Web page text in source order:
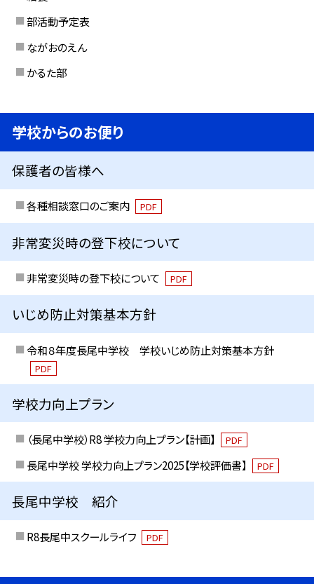
部活動予定表
ながおのえん
かるた部
学校からのお便り
保護者の皆様へ
各種相談窓口のご案内 PDF
非常変災時の登下校について
非常変災時の登下校について PDF
いじめ防止対策基本方針
令和８年度長尾中学校 学校いじめ防止対策基本方針
PDF
学校力向上プラン
（長尾中学校）R8 学校力向上プラン【計画】 PDF
長尾中学校 学校力向上プラン2025【学校評価書】 PDF
長尾中学校 紹介
R8長尾中スクールライフ PDF